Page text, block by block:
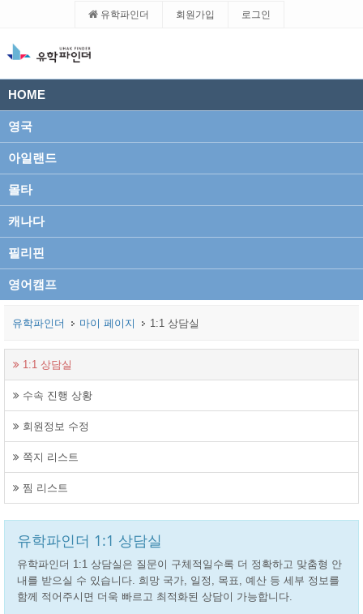
유학파인더 회원가입 로그인
HOME
영국
아일랜드
몰타
캐나다
필리핀
영어캠프
유학파인더 마이 페이지 1:1 상담실
1:1 상담실
수속 진행 상황
회원정보 수정
쪽지 리스트
찜 리스트
유학파인더 1:1 상담실
유학파인더 1:1 상담실은 질문이 구체적일수록 더 정확하고 맞춤형 안
내를 받으실 수 있습니다. 희망 국가, 일정, 목표, 예산 등 세부 정보를
함께 적어주시면 더욱 빠르고 최적화된 상담이 가능합니다.